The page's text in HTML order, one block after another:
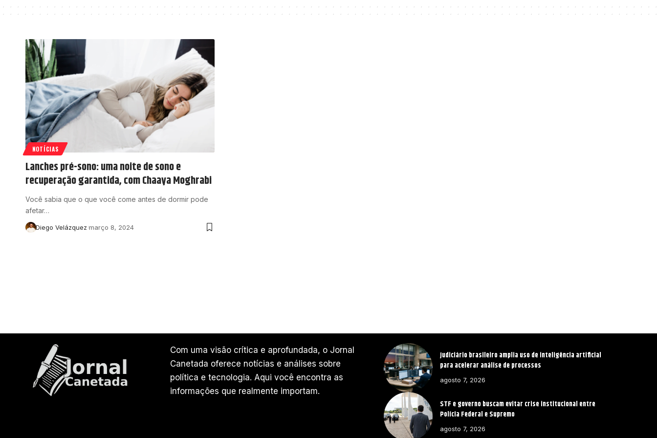
NOTÍCIAS
Lanches pré-sono: uma noite de sono e
recuperação garantida, com Chaaya Moghrabi
Você sabia que o que você come antes de dormir pode
afetar…
Diego Velázquez março 8, 2024
Com uma visão crítica e aprofundada, o Jornal
Canetada oferece notícias e análises sobre
política e tecnologia. Aqui você encontra as
informações que realmente importam.
Judiciário brasileiro amplia uso de inteligência artificial
para acelerar análise de processos
agosto 7, 2026
STF e governo buscam evitar crise institucional entre
Polícia Federal e Supremo
agosto 7, 2026